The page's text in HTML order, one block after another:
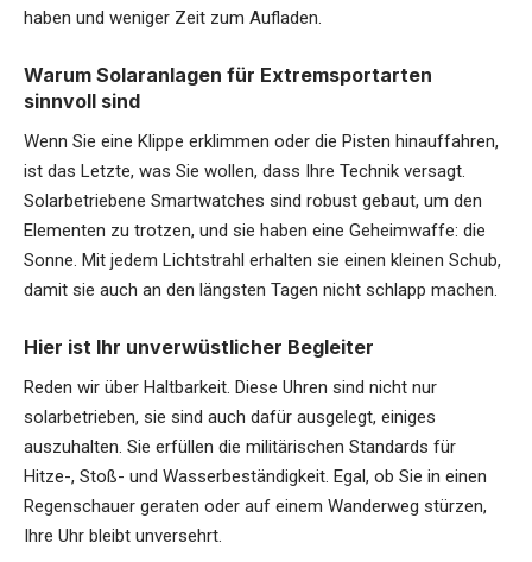
haben und weniger Zeit zum Aufladen.
Warum Solaranlagen für Extremsportarten
sinnvoll sind
Wenn Sie eine Klippe erklimmen oder die Pisten hinauffahren,
ist das Letzte, was Sie wollen, dass Ihre Technik versagt.
Solarbetriebene Smartwatches sind robust gebaut, um den
Elementen zu trotzen, und sie haben eine Geheimwaffe: die
Sonne. Mit jedem Lichtstrahl erhalten sie einen kleinen Schub,
damit sie auch an den längsten Tagen nicht schlapp machen.
Hier ist Ihr unverwüstlicher Begleiter
Reden wir über Haltbarkeit. Diese Uhren sind nicht nur
solarbetrieben, sie sind auch dafür ausgelegt, einiges
auszuhalten. Sie erfüllen die militärischen Standards für
Hitze-, Stoß- und Wasserbeständigkeit. Egal, ob Sie in einen
Regenschauer geraten oder auf einem Wanderweg stürzen,
Ihre Uhr bleibt unversehrt.